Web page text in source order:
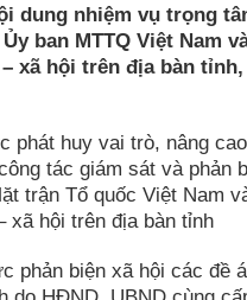
dung nhiệm vụ trọng
ban MTTQ Việt Nam
xã hội trên địa bàn tỉnh,
phát huy vai trò, nâng
tác giám sát và phản
trận Tổ quốc Việt Nam
xã hội trên địa bàn tỉnh
phản biện xã hội các đề